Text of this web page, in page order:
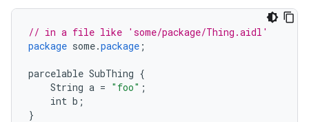
// in a file like 'some/package/Thing.aidl'
package some.package ;
parcelable SubThing {
String a = "foo" ;
int b ;
}